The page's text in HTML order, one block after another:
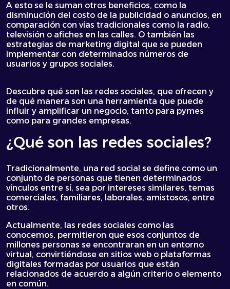
A esto se le suman otros beneficios, como la
disminución del costo de la publicidad o anuncios, en
comparación con vías tradicionales como la radio,
televisión o afiches en las calles. O también las
estrategias de marketing digital que se pueden
implementar con determinados números de
usuarios y grupos sociales.
Descubre qué son las redes sociales, que ofrecen y
de qué manera son una herramienta que puede
influir y amplificar un negocio, tanto para pymes
como para grandes empresas.
¿Qué son las redes sociales?
Tradicionalmente, una red social se define como un
conjunto de personas que tienen determinados
vínculos entre sí, sea por intereses similares, temas
comerciales, familiares, laborales, amistosos, entre
otros.
Actualmente, las redes sociales como las
conocemos, permitieron que esos conjuntos de
millones personas se encontraran en un entorno
virtual, convirtiéndose en sitios web o plataformas
digitales formadas por usuarios que están
relacionados de acuerdo a algún criterio o elemento
en común.